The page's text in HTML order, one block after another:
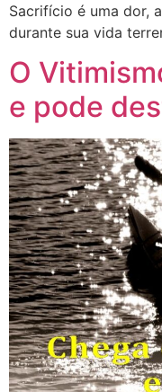
Sacrifício é uma dor,
durante sua vida
O
e pode